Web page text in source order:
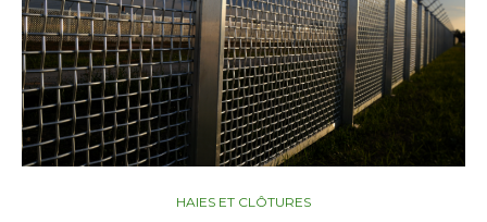
HAIES ET CLÔTURES